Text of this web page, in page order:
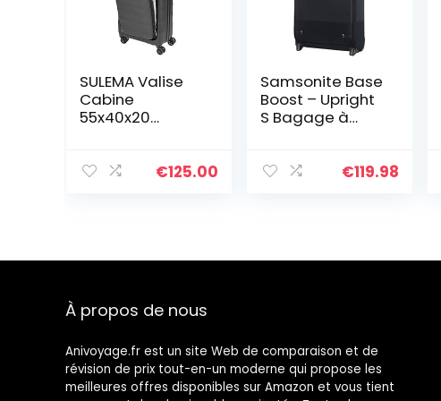
SULEMA Valise
Cabine
55x40x20
Trolley Rigide et
360º Serrure TSA
cabines (Noir)
€125.00
Samsonite Base
Boost – Upright
S Bagage à
€119.98
À propos de nous
Anivoyage.fr est un site Web de comparaison et de
révision de prix tout-en-un moderne qui propose les
meilleures offres disponibles sur Amazon et vous tient